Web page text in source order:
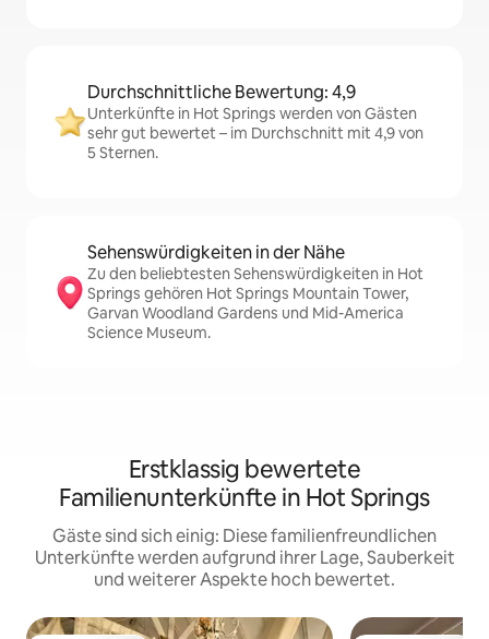
Durchschnittliche Bewertung: 4,9
Unterkünfte in Hot Springs werden von Gästen
sehr gut bewertet – im Durchschnitt mit 4,9 von
5 Sternen.
Sehenswürdigkeiten in der Nähe
Zu den beliebtesten Sehenswürdigkeiten in Hot
Springs gehören Hot Springs Mountain Tower,
Garvan Woodland Gardens und Mid-America
Science Museum.
Erstklassig bewertete
Familienunterkünfte in Hot Springs
Gäste sind sich einig: Diese familienfreundlichen
Unterkünfte werden aufgrund ihrer Lage, Sauberkeit
und weiterer Aspekte hoch bewertet.